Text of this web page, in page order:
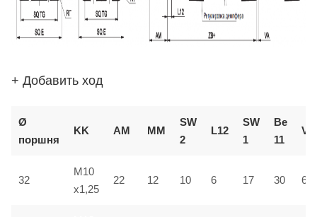
+ Добавить ход
Ø
поршня
KK AM ММ
SW
2
L12
SW
1
Вe
11
VD
32
M10
x1,25
22 12 10 6 17 30 6